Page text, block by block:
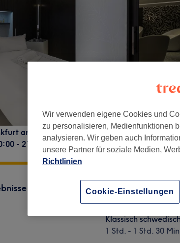
am Main, Innenstadt
- 21:00
Express-Massage
Klassisch
1 Std. - 1 Std. 30
Wir verwenden eigene Cookies und
zu personalisieren, Medienfunktionen
analysieren. Wir geben auch
unsere Partner für soziale Medien,
Richtlinien
Cookie-Einstellungen